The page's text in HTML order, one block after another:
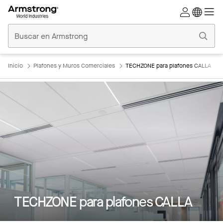
Comerciales
Inicio
Inicio Plafones y Muros Comerciales TECHZONE para plafones CALLA
TECHZONE para plafones CALLA